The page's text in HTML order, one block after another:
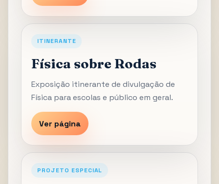
ITINERANTE
Física sobre Rodas
Exposição itinerante de divulgação de
Física para escolas e público em geral.
Ver página
PROJETO ESPECIAL